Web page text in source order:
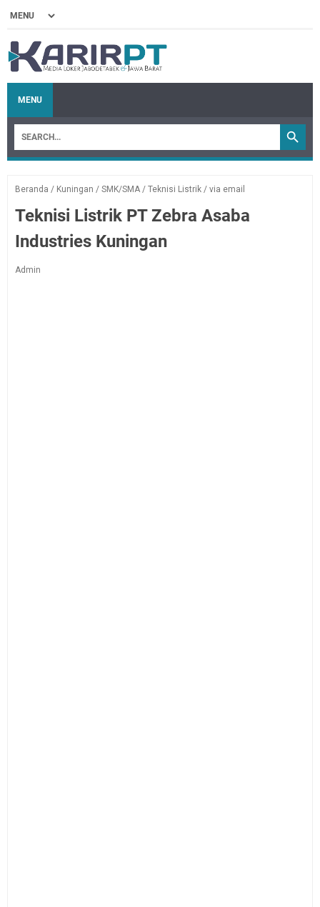
MENU
Beranda / Kuningan / SMK/SMA / Teknisi Listrik / via email
Teknisi Listrik PT Zebra Asaba
Industries Kuningan
Admin